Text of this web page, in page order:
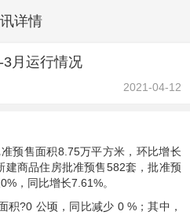
详情
月运行情况
2021-04-12
预售面积8.75万平方米，环比增长
建商品住房批准预售582套，批准预
，同比增长7.61%。
积?0 公顷，同比减少 0% ；其中，